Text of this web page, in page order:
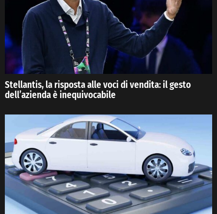
Stellantis, la risposta alle voci di vendita: il gesto
dell’azienda è inequivocabile